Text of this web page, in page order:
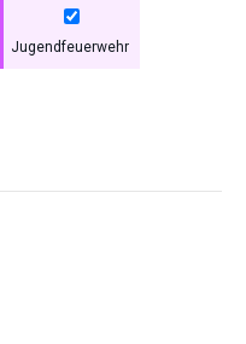
Jugendfeuerwehr